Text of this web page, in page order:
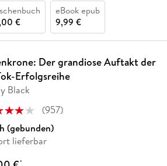
€
eBook epub
9,99 €
Der grandiose Auftakt der
Erfolgsreihe
Black
(957)
(gebunden)
lieferbar
*